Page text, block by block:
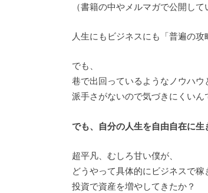
（書籍の中やメルマガで公開して
人生にもビジネスにも「普遍の攻
でも、
巷で出回っているようなノウハウ
派手さがないので気づきにくいん
でも、自分の人生を自由自在に生
超平凡、むしろ甘い僕が、
どうやって具体的にビジネスで稼
投資で資産を増やしてきたか？